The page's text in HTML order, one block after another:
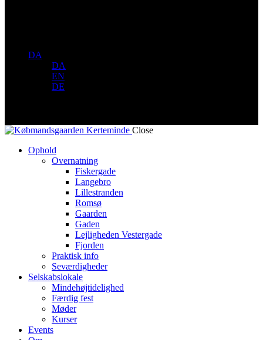
DA
DA
EN
DE
Close
Ophold
Overnatning
Fiskergade
Langebro
Lillestranden
Romsø
Gaarden
Gaden
Lejligheden Vestergade
Fjorden
Praktisk info
Seværdigheder
Selskabslokale
Mindehøjtidelighed
Færdig fest
Møder
Kurser
Events